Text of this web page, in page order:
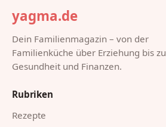
yagma.de
Dein Familienmagazin – von der
Familienküche über Erziehung bis zu
Gesundheit und Finanzen.
Rubriken
Rezepte